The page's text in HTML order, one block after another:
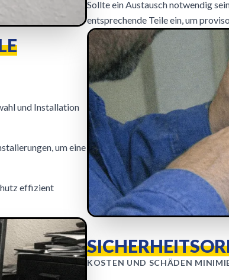
Sollte ein Austausch notwendig
entsprechende Teile ein, um
und Installation
um eine
effizient
KOSTEN UND SCHÄDEN